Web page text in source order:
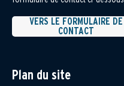
VERS LE FORMULAIRE DE
CONTACT
Plan du site